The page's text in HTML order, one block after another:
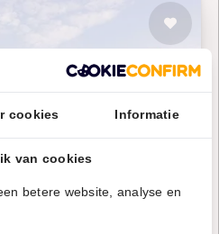
Gran Canaria
cookies Informatie
van cookies
betere website, analyse en